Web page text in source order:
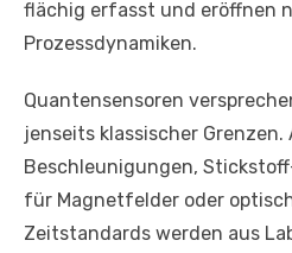
flächig erfasst und eröffnen
Prozessdynamiken.
Quantensensoren
jenseits klassischer
Beschleunigungen,
für Magnetfelder oder
Zeitstandards werden aus